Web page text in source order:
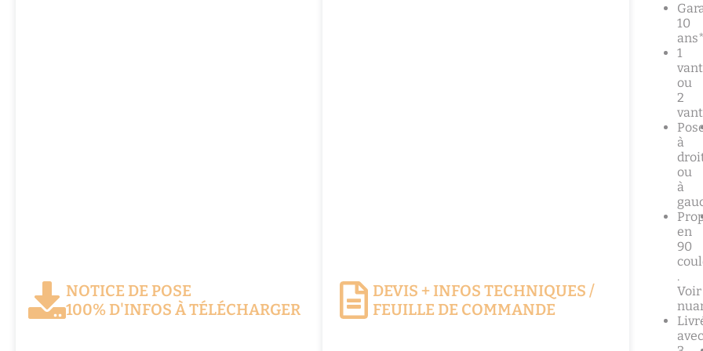
NOTICE DE POSE
100% D'INFOS À TÉLÉCHARGER
DEVIS + INFOS TECHNIQUES /
FEUILLE DE COMMANDE
10
ans*
1
ou
2
à
ou
à
en
90
.
Voir
avec